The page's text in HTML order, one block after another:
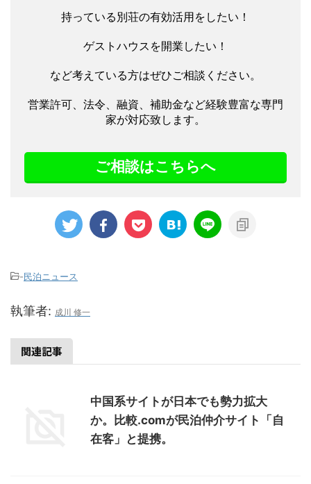
持っている別荘の有効活用をしたい！
ゲストハウスを開業したい！
など考えている方はぜひご相談ください。
営業許可、法令、融資、補助金など経験豊富な専門
家が対応致します。
ご相談はこちらへ
-民泊ニュース
執筆者: 成川 修一
関連記事
中国系サイトが日本でも勢力拡大
か。比較.comが民泊仲介サイト「自
在客」と提携。